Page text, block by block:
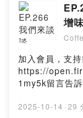
COE評審、
學論文共同作
整流程與風味
咖啡的品質關
師帶來全球產
目： https://
這一集的想法：
1my5k/
增
☆
加入會員，支持
https://
1my5k留言告
1my5k/
2025-10-14 · 29